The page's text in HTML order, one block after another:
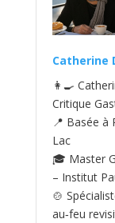
Catherine
👩‍🍳
Critique
📍 Basée
Lac
🎓 Master
– Institut
🍲
au‑feu